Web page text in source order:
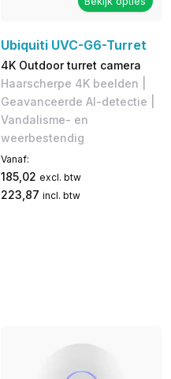
Ubiquiti UVC-G6-Turret
4K Outdoor turret camera
Haarscherpe 4K beelden |
Geavanceerde AI-detectie |
Vandalisme- en
weerbestendig
Vanaf:
185,02 excl. btw
223,87 incl. btw